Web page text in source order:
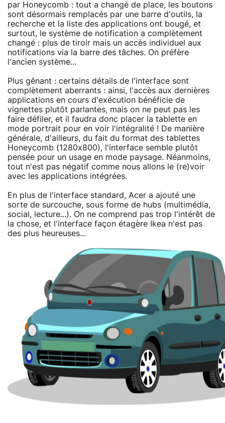
par Honeycomb : tout a changé de place, les boutons
sont désormais remplacés par une barre d'outils, la
recherche et la liste des applications ont bougé, et
surtout, le système de notification a complètement
changé : plus de tiroir mais un accès individuel aux
notifications via la barre des tâches. On préfère
l'ancien système...
Plus gênant : certains détails de l'interface sont
complètement aberrants : ainsi, l'accès aux dernières
applications en cours d'exécution bénéficie de
vignettes plutôt parlantes, mais on ne peut pas les
faire défiler, et il faudra donc placer la tablette en
mode portrait pour en voir l'intégralité ! De manière
générale, d'ailleurs, du fait du format des tablettes
Honeycomb (1280x800), l'interface semble plutôt
pensée pour un usage en mode paysage. Néanmoins,
tout n'est pas négatif comme nous allons le (re)voir
avec les applications intégrées.
En plus de l'interface standard, Acer a ajouté une
sorte de surcouche, sous forme de hubs (multimédia,
social, lecture...). On ne comprend pas trop l'intérêt de
la chose, et l'interface façon étagère Ikea n'est pas
des plus heureuses...